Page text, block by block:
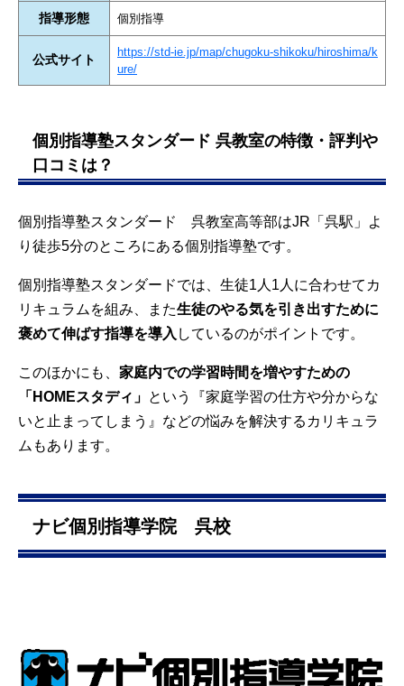
指導形態 個別指導
公式サイト
https://std-ie.jp/map/chugoku-shikoku/hiroshima/k
ure/
個別指導塾スタンダード 呉教室の特徴・評判や
口コミは？
個別指導塾スタンダード 呉教室高等部はJR「呉駅」よ
り徒歩5分のところにある個別指導塾です。
個別指導塾スタンダードでは、生徒1人1人に合わせてカ
リキュラムを組み、また生徒のやる気を引き出すために
褒めて伸ばす指導を導入 しているのがポイントです。
このほかにも、 家庭内での学習時間を増やすための
「HOMEスタディ」 という『家庭学習の仕方や分からな
いと止まってしまう』などの悩みを解決するカリキュラ
ムもあります。
ナビ個別指導学院 呉校